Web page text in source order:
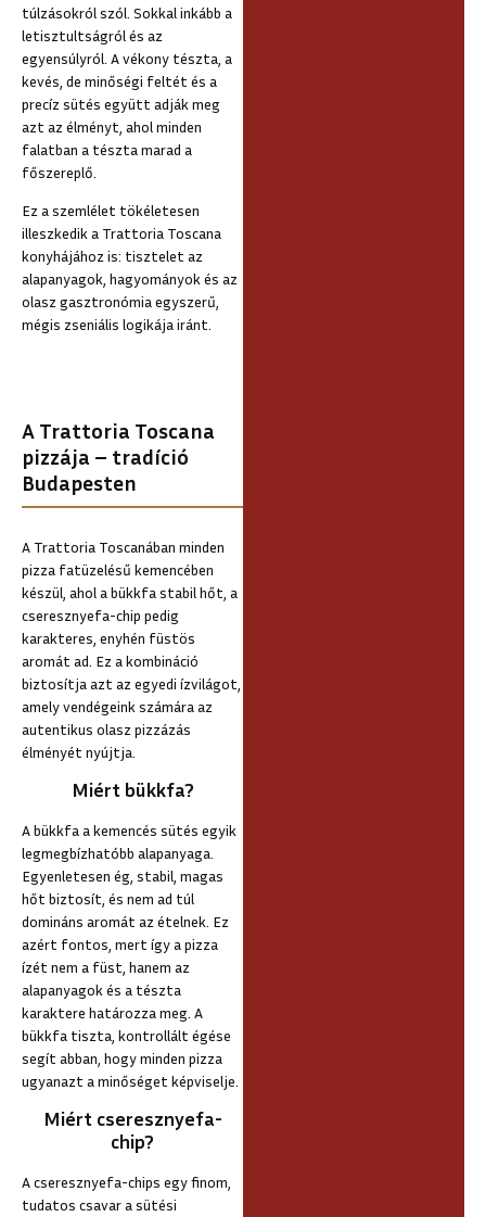
túlzásokról szól. Sokkal inkább a
letisztultságról és az
egyensúlyról. A vékony tészta, a
kevés, de minőségi feltét és a
precíz sütés együtt adják meg
azt az élményt, ahol minden
falatban a tészta marad a
főszereplő.
Ez a szemlélet tökéletesen
illeszkedik a Trattoria Toscana
konyhájához is: tisztelet az
alapanyagok, hagyományok és az
olasz gasztronómia egyszerű,
mégis zseniális logikája iránt.
A Trattoria Toscana
pizzája – tradíció
Budapesten
A Trattoria Toscanában minden
pizza fatüzelésű kemencében
készül, ahol a bükkfa stabil hőt, a
cseresznyefa-chip pedig
karakteres, enyhén füstös
aromát ad. Ez a kombináció
biztosítja azt az egyedi ízvilágot,
amely vendégeink számára az
autentikus olasz pizzázás
élményét nyújtja.
Miért bükkfa?
A bükkfa a kemencés sütés egyik
legmegbízhatóbb alapanyaga.
Egyenletesen ég, stabil, magas
hőt biztosít, és nem ad túl
domináns aromát az ételnek. Ez
azért fontos, mert így a pizza
ízét nem a füst, hanem az
alapanyagok és a tészta
karaktere határozza meg. A
bükkfa tiszta, kontrollált égése
segít abban, hogy minden pizza
ugyanazt a minőséget képviselje.
Miért cseresznyefa-
chip?
A cseresznyefa-chips egy finom,
tudatos csavar a sütési